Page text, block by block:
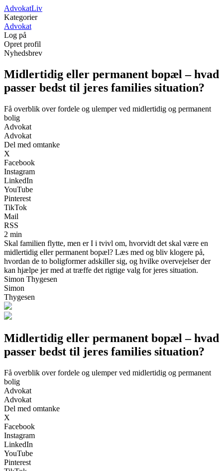
AdvokatLiv
Kategorier
Advokat
Log på
Opret profil
Nyhedsbrev
Midlertidig eller permanent bopæl – hvad
passer bedst til jeres families situation?
Få overblik over fordele og ulemper ved midlertidig og permanent
bolig
Advokat
Advokat
Del med omtanke
X
Facebook
Instagram
LinkedIn
YouTube
Pinterest
TikTok
Mail
RSS
2 min
Skal familien flytte, men er I i tvivl om, hvorvidt det skal være en
midlertidig eller permanent bopæl? Læs med og bliv klogere på,
hvordan de to boligformer adskiller sig, og hvilke overvejelser der
kan hjælpe jer med at træffe det rigtige valg for jeres situation.
Simon Thygesen
Simon
Thygesen
Midlertidig eller permanent bopæl – hvad
passer bedst til jeres families situation?
Få overblik over fordele og ulemper ved midlertidig og permanent
bolig
Advokat
Advokat
Del med omtanke
X
Facebook
Instagram
LinkedIn
YouTube
Pinterest